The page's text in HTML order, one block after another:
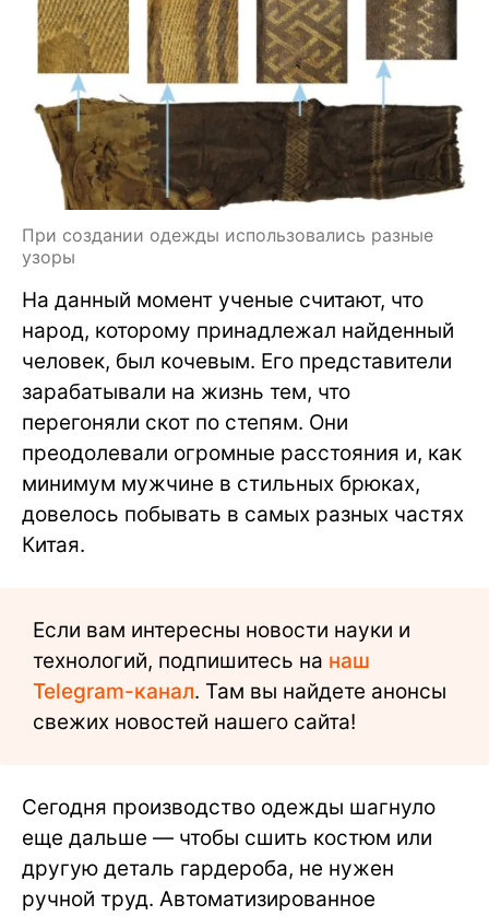
При создании одежды использовались разные
узоры
На данный момент ученые считают, что
народ, которому принадлежал найденный
человек, был кочевым. Его представители
зарабатывали на жизнь тем, что
перегоняли скот по степям. Они
преодолевали огромные расстояния и, как
минимум мужчине в стильных брюках,
довелось побывать в самых разных частях
Китая.
Если вам интересны новости науки и
технологий, подпишитесь на наш
Telegram-канал. Там вы найдете анонсы
свежих новостей нашего сайта!
Сегодня производство одежды шагнуло
еще дальше — чтобы сшить костюм или
другую деталь гардероба, не нужен
ручной труд. Автоматизированное